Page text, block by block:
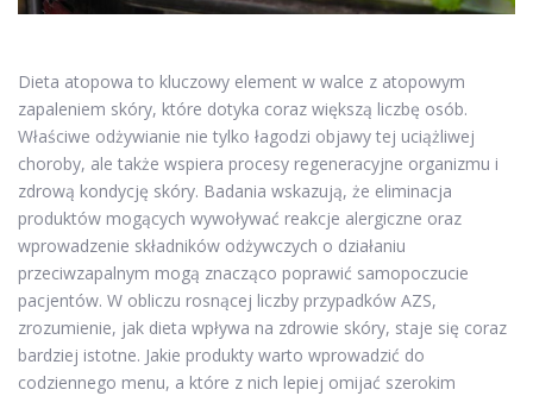
Dieta atopowa to kluczowy element w walce z atopowym
zapaleniem skóry, które dotyka coraz większą liczbę osób.
Właściwe odżywianie nie tylko łagodzi objawy tej uciążliwej
choroby, ale także wspiera procesy regeneracyjne organizmu i
zdrową kondycję skóry. Badania wskazują, że eliminacja
produktów mogących wywoływać reakcje alergiczne oraz
wprowadzenie składników odżywczych o działaniu
przeciwzapalnym mogą znacząco poprawić samopoczucie
pacjentów. W obliczu rosnącej liczby przypadków AZS,
zrozumienie, jak dieta wpływa na zdrowie skóry, staje się coraz
bardziej istotne. Jakie produkty warto wprowadzić do
codziennego menu, a które z nich lepiej omijać szerokim